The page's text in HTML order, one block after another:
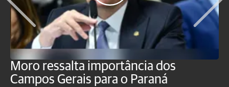
Moro ressalta importância dos
Campos Gerais para o Paraná